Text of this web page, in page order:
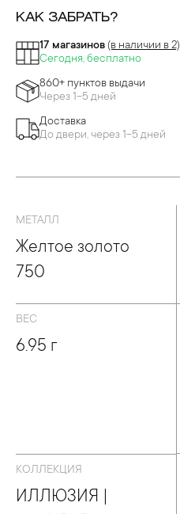
КАК ЗАБРАТЬ?
17 магазинов (в наличии в 2)
Сегодня, бесплатно
860+ пунктов выдачи
Через 1-5 дней
Доставка
До двери, через 1-5 дней
МЕТАЛЛ
Желтое золото
750
ВЕС
6.95 г
КОЛЛЕКЦИЯ
ИЛЛЮЗИЯ |